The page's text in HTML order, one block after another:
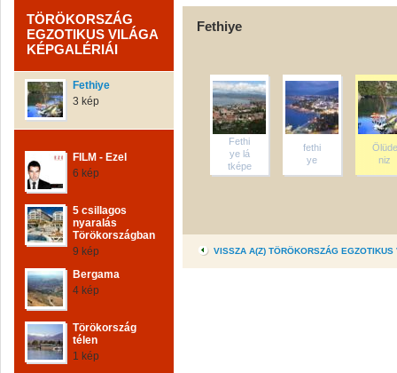
TÖRÖKORSZÁG
EGZOTIKUS VILÁGA
KÉPGALÉRIÁI
Fethiye
3 kép
FILM - Ezel
6 kép
5 csillagos
nyaralás
Törökországban
9 kép
Bergama
4 kép
Törökország
télen
1 kép
Fethiye
Fethi
ye lá
tképe
fethi
ye
Ölüde
niz
VISSZA A(Z) TÖRÖKORSZÁG